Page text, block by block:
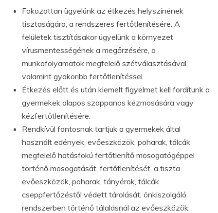
Fokozottan ügyelünk az étkezés helyszínének
tisztaságára, a rendszeres fertőtlenítésére. A
felületek tisztításakor ügyelünk a környezet
vírusmentességének a megőrzésére, a
munkafolyamatok megfelelő szétválasztásával,
valamint gyakoribb fertőtlenítéssel.
Étkezés előtt és után kiemelt figyelmet kell fordítunk a
gyermekek alapos szappanos kézmosására vagy
kézfertőtlenítésére.
Rendkívül fontosnak tartjuk a gyermekek által
használt edények, evőeszközök, poharak, tálcák
megfelelő hatásfokú fertőtlenítő mosogatógéppel
történő mosogatását, fertőtlenítését, a tiszta
evőeszközök, poharak, tányérok, tálcák
cseppfertőzéstől védett tárolását, önkiszolgáló
rendszerben történő tálalásnál az evőeszközök,